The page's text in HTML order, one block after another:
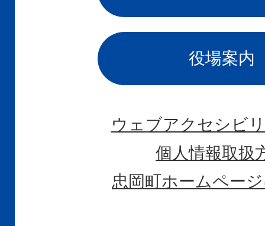
役場案内
ウェブアクセシビ
個人情報取扱
忠岡町ホームペー